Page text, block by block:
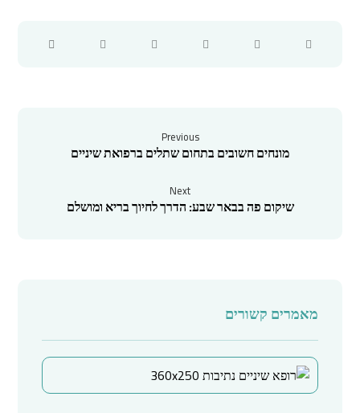
Previous
מונחים חשובים בתחום שתלים ברפואת שיניים
Next
שיקום פה בבאר שבע: הדרך לחיוך בריא ומושלם
מאמרים קשורים